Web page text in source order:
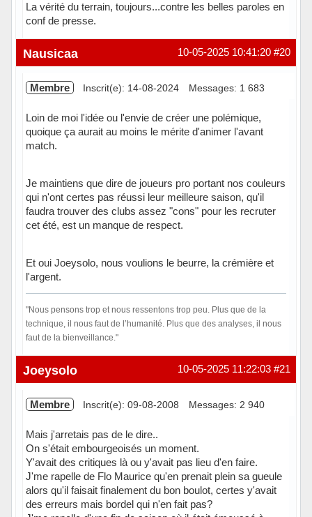
La vérité du terrain, toujours...contre les belles paroles en
conf de presse.
Hors ligne #20
10-05-2025 10:41:20
Nausicaa
Membre Inscrit(e): 14-08-2024 Messages: 1 683
Loin de moi l'idée ou l'envie de créer une polémique,
quoique ça aurait au moins le mérite d'animer l'avant
match.
Je maintiens que dire de joueurs pro portant nos couleurs
qui n'ont certes pas réussi leur meilleure saison, qu'il
faudra trouver des clubs assez "cons" pour les recruter
cet été, est un manque de respect.
Et oui Joeysolo, nous voulions le beurre, la crémière et
l'argent.
"Nous pensons trop et nous ressentons trop peu. Plus que de la
technique, il nous faut de l’humanité. Plus que des analyses, il nous
faut de la bienveillance."
Hors ligne #21
10-05-2025 11:22:03
Joeysolo
Membre Inscrit(e): 09-08-2008 Messages: 2 940
Mais j'arretais pas de le dire..
On s'était embourgeoisés un moment.
Y'avait des critiques là ou y'avait pas lieu d'en faire.
J'me rapelle de Flo Maurice qu'en prenait plein sa gueule
alors qu'il faisait finalement du bon boulot, certes y'avait
des erreurs mais bordel qui n'en fait pas?